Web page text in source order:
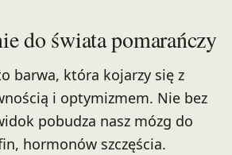
do świata pomarańczy
barwa, która kojarzy się z
i optymizmem. Nie bez
pobudza nasz mózg do
hormonów szczęścia.